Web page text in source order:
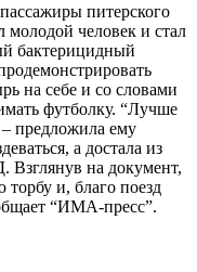
питерского
человек и стал
бактерицидный
на себе и со словами
футболку. “Лучше
– предложила ему
а достала из
Взглянув на документ,
и, благо поезд
“ИМА-пресс”.